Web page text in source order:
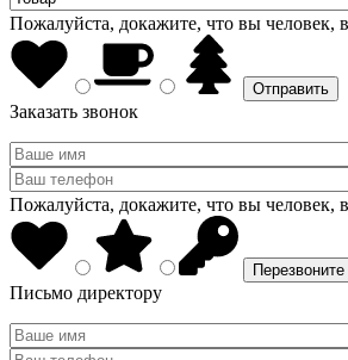
Пожалуйста, докажите, что вы человек,
Заказать звонок
Пожалуйста, докажите, что вы человек,
Письмо директору